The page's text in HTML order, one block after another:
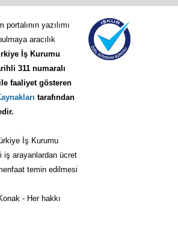
yazılımı
aracılık
İş Kurumu
311 numaralı
faaliyet gösteren
tarafından
İş Kurumu
iş arayanlardan ücret
temin edilmesi
- Her hakkı